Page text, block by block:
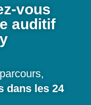
vous
auditif
dans les 24